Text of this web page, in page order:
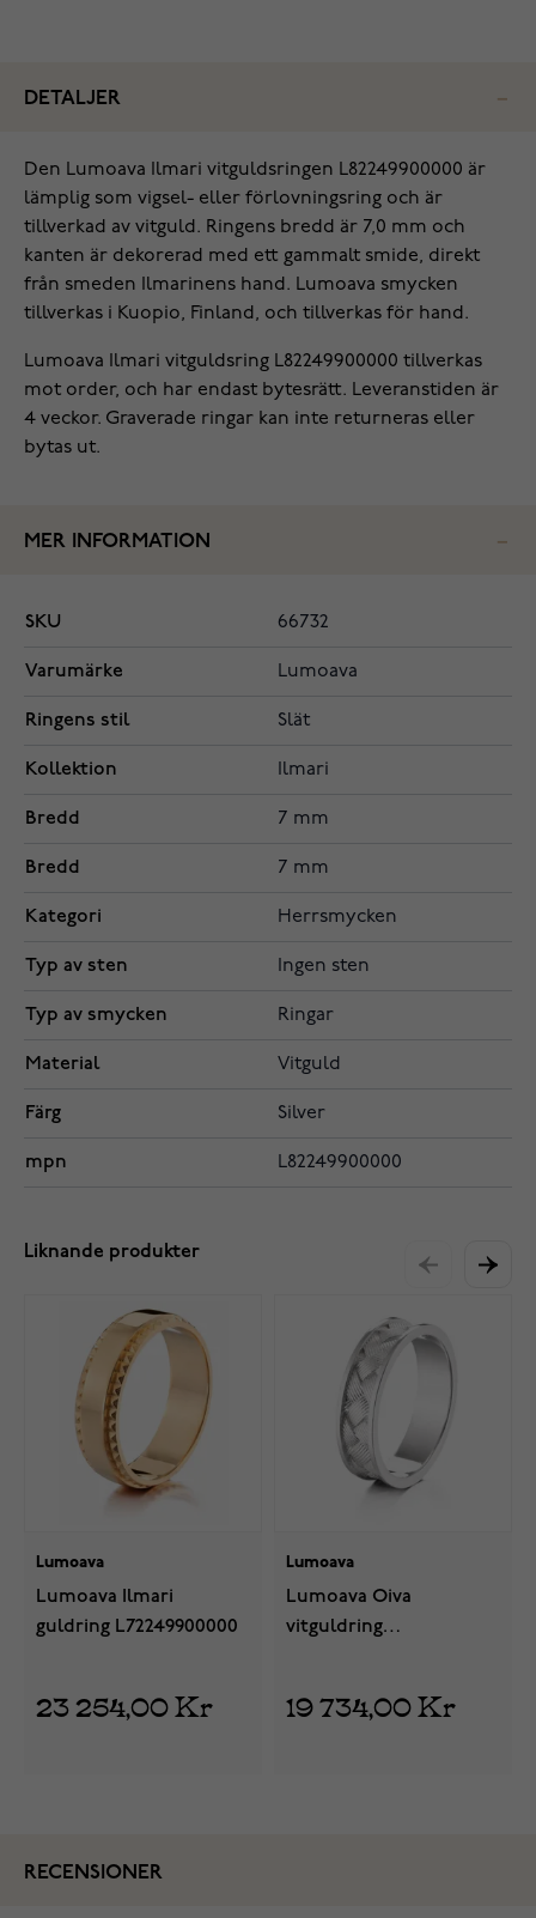
DETALJER
Den Lumoava Ilmari vitguldsringen L82249900000 är
lämplig som vigsel- eller förlovningsring och är
tillverkad av vitguld. Ringens bredd är 7,0 mm och
kanten är dekorerad med ett gammalt smide, direkt
från smeden Ilmarinens hand. Lumoava smycken
tillverkas i Kuopio, Finland, och tillverkas för hand.
Lumoava Ilmari vitguldsring L82249900000 tillverkas
mot order, och har endast bytesrätt. Leveranstiden är
4 veckor. Graverade ringar kan inte returneras eller
bytas ut.
MER INFORMATION
SKU 66732
Varumärke Lumoava
Ringens stil Slät
Kollektion Ilmari
Bredd 7 mm
Bredd 7 mm
Kategori Herrsmycken
Typ av sten Ingen sten
Typ av smycken Ringar
Material Vitguld
Färg Silver
mpn L82249900000
Liknande produkter
Lumoava
Lumoava Ilmari
guldring L72249900000
23 254,00 Kr
Lumoava
Lumoava Oiva
vitguldring
19 734,00 Kr
RECENSIONER